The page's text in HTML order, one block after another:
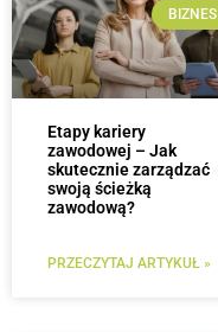
BIZNES
Etapy kariery
zawodowej – Jak
skutecznie zarządzać
swoją ścieżką
zawodową?
PRZECZYTAJ ARTYKUŁ »